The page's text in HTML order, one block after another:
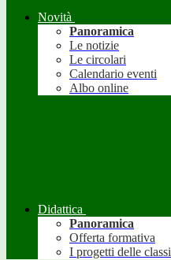
Novità
Panoramica
Le notizie
Le circolari
Calendario eventi
Albo online
Didattica
Panoramica
Offerta formativa
I progetti delle classi